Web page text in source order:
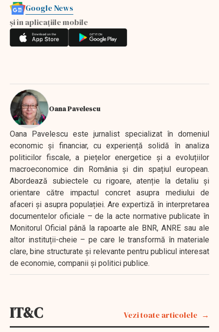
Google News
și în aplicațiile mobile
Oana Pavelescu
Oana Pavelescu este jurnalist specializat în domeniul
economic și financiar, cu experiență solidă în analiza
politicilor fiscale, a piețelor energetice și a evoluțiilor
macroeconomice din România și din spațiul european.
Abordează subiectele cu rigoare, atenție la detaliu și
orientare către impactul concret asupra mediului de
afaceri și asupra populației. Are expertiză în interpretarea
documentelor oficiale – de la acte normative publicate în
Monitorul Oficial până la rapoarte ale BNR, ANRE sau ale
altor instituții-cheie – pe care le transformă în materiale
clare, bine structurate și relevante pentru publicul interesat
de economie, companii și politici publice.
IT&C Vezi toate articolele